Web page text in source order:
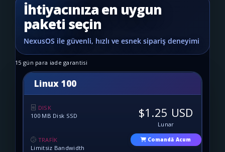
İhtiyacınıza en uygun
paketi seçin
15 gün para iade garantisi
Linux 100
DISK
100 MB Disk SSD
TRAFİK
Limitsiz Bandwidth
$1.25 USD
Lunar
Comandă Acum